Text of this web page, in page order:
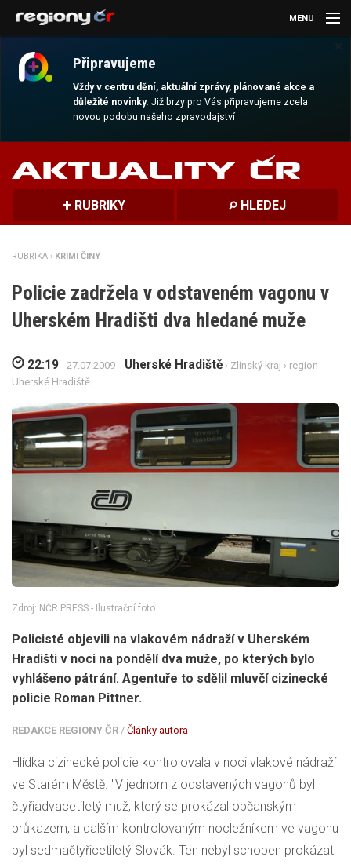
Připravujeme
Vždy v centru dění, aktuální zprávy, plánované akce a
důležité novinky.Již brzy pro Vás připravujeme zcela
novou podobu našeho zpravodajství
MENU
AKTUALITY
MAGAZÍN
DALŠÍ
REGION
RUBRIKY HLEDEJ
RUBRIKA › KRIMI ČINY
Policie zadržela v odstaveném vagonu v
Uherském Hradišti dva hledané muže
22:19 - 27.07.2009 Uherské Hradiště › Zlínský kraj › region
Uherské Hradiště
Zdroj: NČR PRESS - Ilustrační foto
Policisté objevili na vlakovém nádraží v Uherském
Hradišti v noci na pondělí dva muže, po kterých bylo
vyhlášeno pátrání. Agentuře to sdělil mluvčí cizinecké
policie Roman Pittner.
REDAKCE REGIONY ČR / Články autora
Hlídka cizinecké policie kontrolovala v noci vlakové nádraží
ve Starém Městě. "V jednom z odstavených vagonů byl
čtyřiadvacetiletý muž, který se prokázal občanským
průkazem, a dalším kontrolovaným nocležníkem ve vagonu
byl sedmačtyřicetiletý Slovák. Ten nebyl schopen prokázat